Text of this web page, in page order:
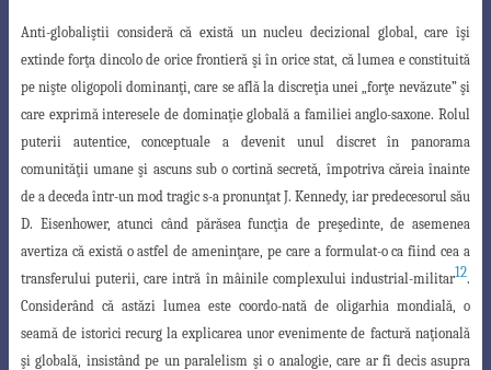
Anti-globaliştii consideră că există un nucleu decizional global, care îşi
extinde forţa dincolo de orice frontieră şi în orice stat, că lumea e constituită
pe nişte oligopoli dominanţi, care se află la discreţia unei „forţe nevăzute” şi
care exprimă interesele de dominaţie globală a familiei anglo-saxone. Rolul
puterii autentice, conceptuale a devenit
unul discret în panorama
comunităţii umane şi ascuns sub o cortină secretă, împotriva căreia înainte
de a deceda într-un mod tragic s-a pronunţat J. Kennedy, iar predecesorul său
D. Eisenhower, atunci când părăsea funcţia de preşedinte, de asemenea
avertiza că există o astfel de ameninţare, pe care a formulat-o ca fiind cea a
transferului puterii, care intră în mâinile complexului industrial-militar12.
Considerând că astăzi lumea este coordo-nată de oligarhia mondială, o
seamă de istorici recurg la explicarea unor evenimente de factură naţională
şi globală, insistând pe un paralelism şi o analogie, care ar fi decis asupra